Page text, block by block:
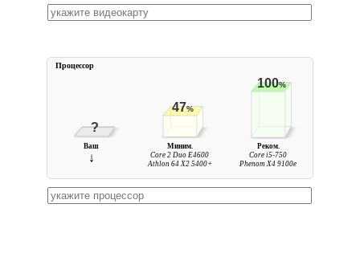
?
47%
100%
Ваш
↓
Миним.
Core 2 Duo E4600
Athlon 64 X2 5400+
Реком.
Core i5-750
Phenom X4 9100e
Процессор